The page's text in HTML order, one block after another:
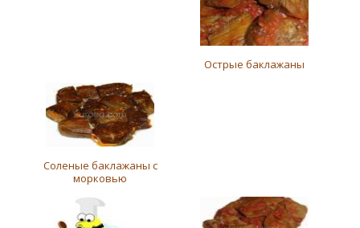
Острые баклажаны
Соленые баклажаны с
морковью